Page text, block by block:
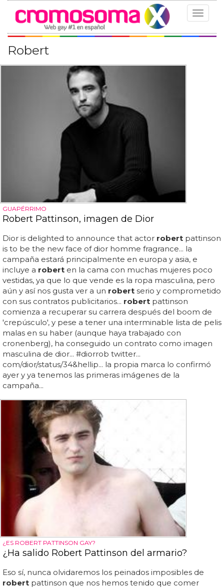
Toggle
Robert
GUAPÉRRIMO
Robert Pattinson, imagen de Dior
Dior is delighted to announce that actor robert pattinson
is to be the new face of dior homme fragrance... la
campaña estará principalmente en europa y asia, e
incluye a robert en la cama con muchas mujeres poco
vestidas, ya que lo que vende es la ropa masculina, pero
aún y así nos gusta ver a un robert serio y comprometido
con sus contratos publicitarios... robert pattinson
comienza a recuperar su carrera después del boom de
'crepúsculo', y pese a tener una interminable lista de pelis
malas en su haber (aunque haya trabajado con
cronenberg), ha conseguido un contrato como imagen
masculina de dior... #diorrob twitter...
com/dior/status/34&hellip... la propia marca lo confirmó
ayer y ya tenemos las primeras imágenes de la
campaña...
¿ES ROBERT PATTINSON GAY?
¿Ha salido Robert Pattinson del armario?
Eso sí, nunca olvidaremos los peinados imposibles de
robert pattinson que nos hemos tenido que comer